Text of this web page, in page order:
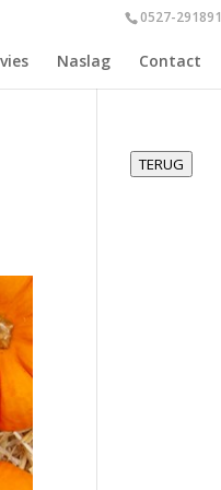
0527-291891
Naslag Contact
TERUG